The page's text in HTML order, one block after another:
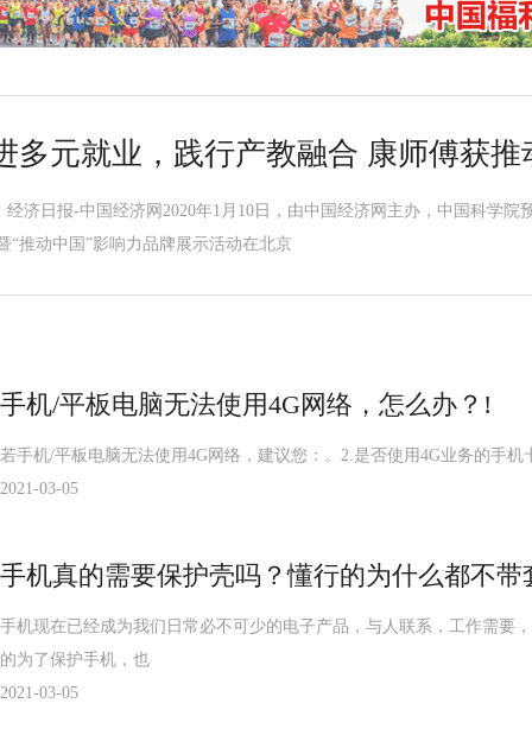
多元就业，践行产教融合 康师傅获推
经济日报-中国经济网2020年1月10日，由中国经济网主办，中国科学
“推动中国”影响力品牌展示活动在北京
手机/平板电脑无法使用4G网络，怎么办？!
若手机/平板电脑无法使用4G网络，建议您：。2.是否使用4G业务的手
2021-03-05
手机真的需要保护壳吗？懂行的为什么都不带
手机现在已经成为我们日常必不可少的电子产品，与人联系，工作需要
的为了保护手机，也
2021-03-05